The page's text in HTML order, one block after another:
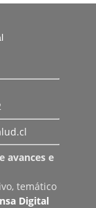
avances e
temático
Digital